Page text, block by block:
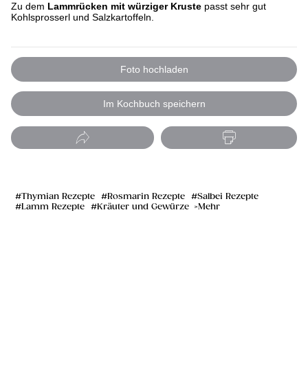
Zu dem Lammrücken mit würziger Kruste passt sehr gut
Kohlsprosserl und Salzkartoffeln.
Foto hochladen
Im Kochbuch speichern
Thymian Rezepte Rosmarin Rezepte
Salbei Rezepte
Lamm Rezepte
Kräuter und Gewürze Mehr